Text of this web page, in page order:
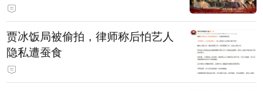
贾冰饭局被偷拍，律师称后怕艺人
隐私遭蚕食